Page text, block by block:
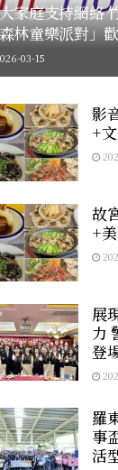
家庭支持網絡
林童樂派對」
03-15
影
+
故
+
展
力
登
羅
事
活